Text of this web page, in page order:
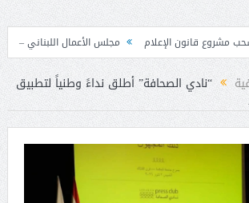
الإعلام مجلس الأعمال اللبناني – السوري تابع
“نادي الصحافة” أطلق نداءً وطنياً لتطبيق